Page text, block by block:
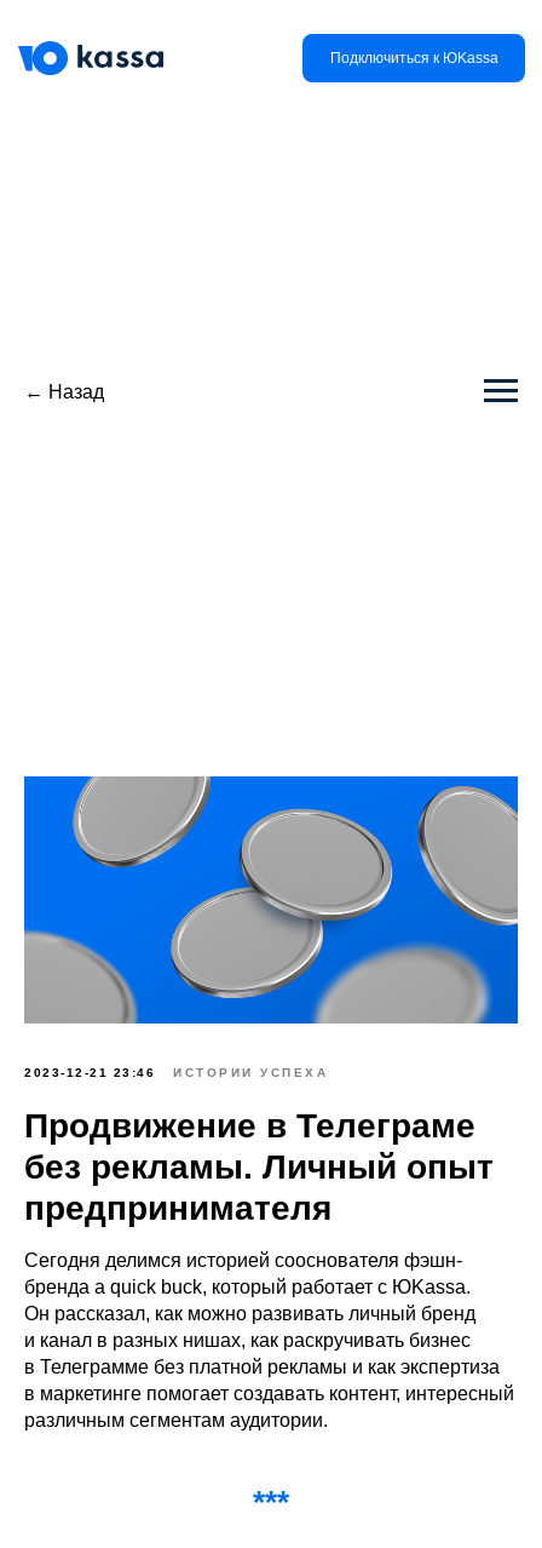
Подключиться к ЮKassa
← Назад
2023-12-21 23:46 ИСТОРИИ УСПЕХА
Продвижение в Телеграме
без рекламы. Личный опыт
предпринимателя
Сегодня делимся историей сооснователя фэшн-
бренда a quick buck, который работает с ЮKassa.
Он рассказал, как можно развивать личный бренд
и канал в разных нишах, как раскручивать бизнес
в Телеграмме без платной рекламы и как экспертиза
в маркетинге помогает создавать контент, интересный
различным сегментам аудитории.
***